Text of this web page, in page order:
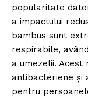
popularitate
a impactului
bambus sunt
respirabile,
a umezelii.
antibacteriene și
pentru